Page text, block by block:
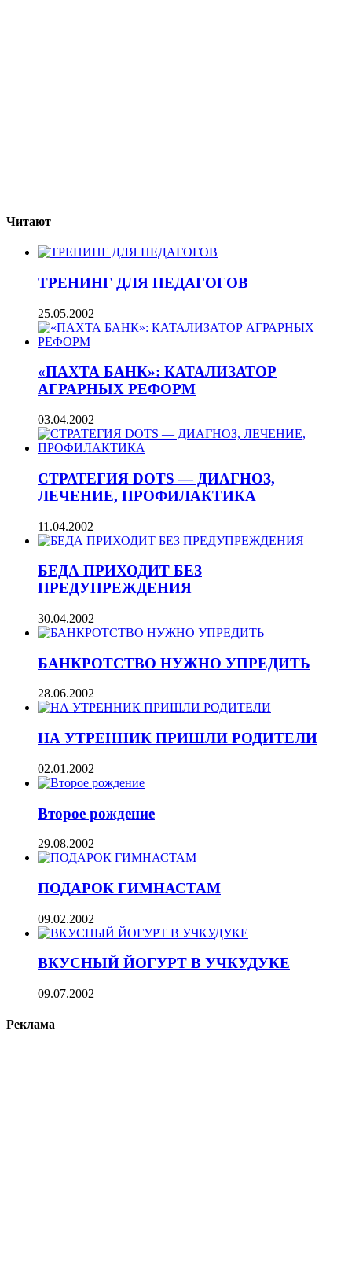
Читают
ТРЕНИНГ ДЛЯ ПЕДАГОГОВ
25.05.2002
«ПАХТА БАНК»: КАТАЛИЗАТОР
АГРАРНЫХ РЕФОРМ
03.04.2002
СТРАТЕГИЯ DOTS — ДИАГНОЗ,
ЛЕЧЕНИЕ, ПРОФИЛАКТИКА
11.04.2002
БЕДА ПРИХОДИТ БЕЗ
ПРЕДУПРЕЖДЕНИЯ
30.04.2002
БАНКРОТСТВО НУЖНО УПРЕДИТЬ
28.06.2002
НА УТРЕННИК ПРИШЛИ РОДИТЕЛИ
02.01.2002
Второе рождение
29.08.2002
ПОДАРОК ГИМНАСТАМ
09.02.2002
ВКУСНЫЙ ЙОГУРТ В УЧКУДУКЕ
09.07.2002
Реклама